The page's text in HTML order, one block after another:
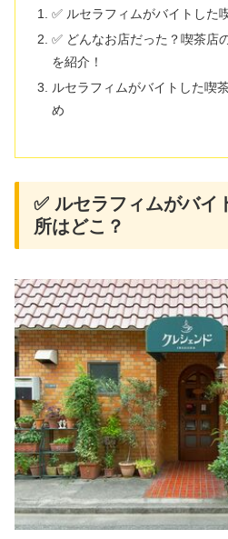
✅ ルセラフィムがバイトした
✅ どんなお店だった？喫茶店
を紹介！
ルセラフィムがバイトした喫
め
✅ ルセラフィムがバイ
所はどこ？